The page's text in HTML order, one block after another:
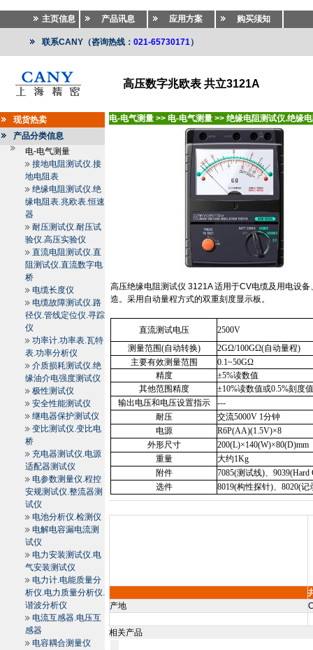
主页信息 产品讯息 应用方案 购买须知
联系CANY（咨询热线： 021-65730171）
高压数字兆欧表 共立3121A
现货热卖
产品分类信息
电-电气测量
接地电阻测试仪.接
地电阻表
绝缘电阻测试仪.绝
缘电阻表.兆欧表.恒速
器
耐压测试仪.耐压试
验仪.高压实验仪
直流电阻测试仪.直
阻测试仪.直流数字电
桥
电缆长度仪
电缆故障测试仪.路
径仪.管线定位仪.寻踪
仪
功率计.功率表.瓦特
表.功率分析仪
介质损耗测试仪.绝
缘油介电强度测试仪
极性测试仪
安全性能测试仪
继电器保护测试仪
变比测试仪.变比电
桥
充电器测试仪.电源
适配器测试仪
电参数测量仪.程控
安规测试仪.整流器测
试仪
电池分析仪.检测仪
电解电容漏电流测
试仪
电力安装测试仪.电
气安装测试仪
电力计.电能质量分
析仪.电力质量分析仪.
谐波分析仪
电流互感器.电压互
感器
电容耦合测量仪
电-电气测量 >> 电-电气测量 >> 绝缘电阻测试仪.绝缘
高压绝缘电阻测试仪 3121A 适用于CV电缆及用电设备
造。采用自动量程方式的双重刻度显示板。
直流测试电压
2500V
测量范围(自动转换) 2GΩ/100GΩ(自动量程)
主要有效测量范围
0.1~50GΩ
精度
±5%读数值
其他范围精度
±10%读数值或0.5%刻度
输出电压和电压设置指示
---
耐压
交流5000V 1分钟
电源
R6P(AA)(1.5V)×8
外形尺寸
200(L)×140(W)×80(D)mm
重量
大约1Kg
附件
7085(测试线)、 9039(Hard
选件
8019(构性探针)、 8020(记
产地
相关产品